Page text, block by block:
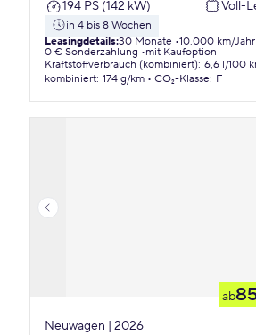
194 PS (142 kW) Voll-
in 4 bis 8 Wochen
Leasingdetails:30 Monate 10.000 km/Jahr
0 € Sonderzahlung
mit Kaufoption
Kraftstoffverbrauch (kombiniert): 6,6 l/100
kombiniert: 174 g/km CO₂-Klasse: F
ab
Neuwagen | 2026